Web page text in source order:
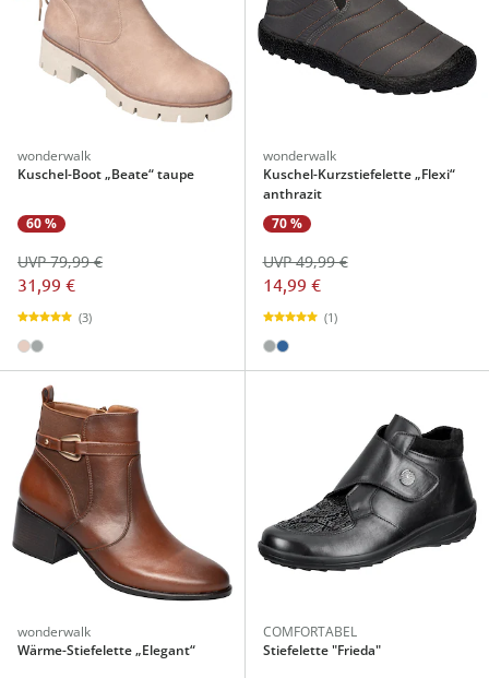
wonderwalk
Kuschel-Boot „Beate“ taupe
60 %
31,99 €
UVP 79,99 €
(3)
wonderwalk
Kuschel-Kurzstiefelette „Flexi“
anthrazit
70 %
14,99 €
UVP 49,99 €
(1)
wonderwalk
Wärme-Stiefelette „Elegant“
COMFORTABEL
Stiefelette "Frieda"